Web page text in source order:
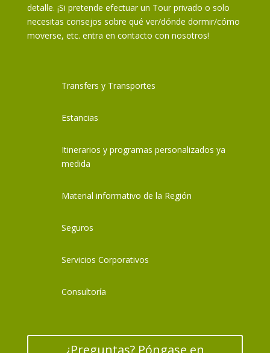
detalle. ¡Si pretende efectuar un Tour privado o solo
necesitas consejos sobre qué ver/dónde dormir/cómo
moverse, etc. entra en contacto con nosotros!
Transfers y Transportes
Estancias
Itinerarios y programas personalizados ya
medida
Material informativo de la Región
Seguros
Servicios Corporativos
Consultoría
¿Preguntas? Póngase en